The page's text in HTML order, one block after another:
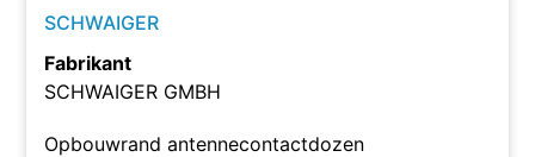
SCHWAIGER
Fabrikant
SCHWAIGER GMBH
Opbouwrand antennecontactdozen